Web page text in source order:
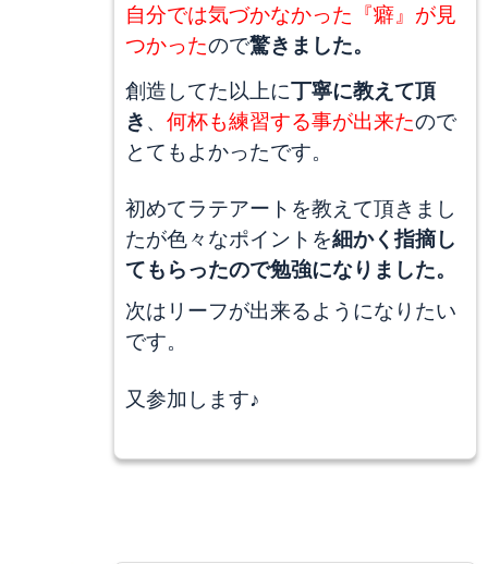
自分では気づかなかった『癖』が見
つかったので驚きました。
創造してた以上に丁寧に教えて頂
き 、何杯も練習する事が出来たので
とてもよかったです。
初めてラテアートを教えて頂きまし
たが色々なポイントを細かく指摘し
てもらったので勉強になりました。
次はリーフが出来るようになりたい
です。
又参加します♪